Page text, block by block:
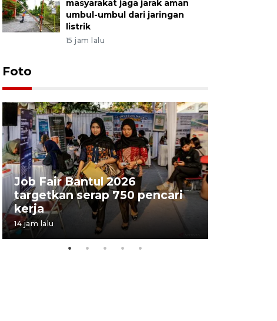
masyarakat jaga jarak aman
umbul-umbul dari jaringan
listrik
15 jam lalu
Foto
Job Fair Bantul 2026
targetkan serap 750 pencari
kerja
14 jam lalu